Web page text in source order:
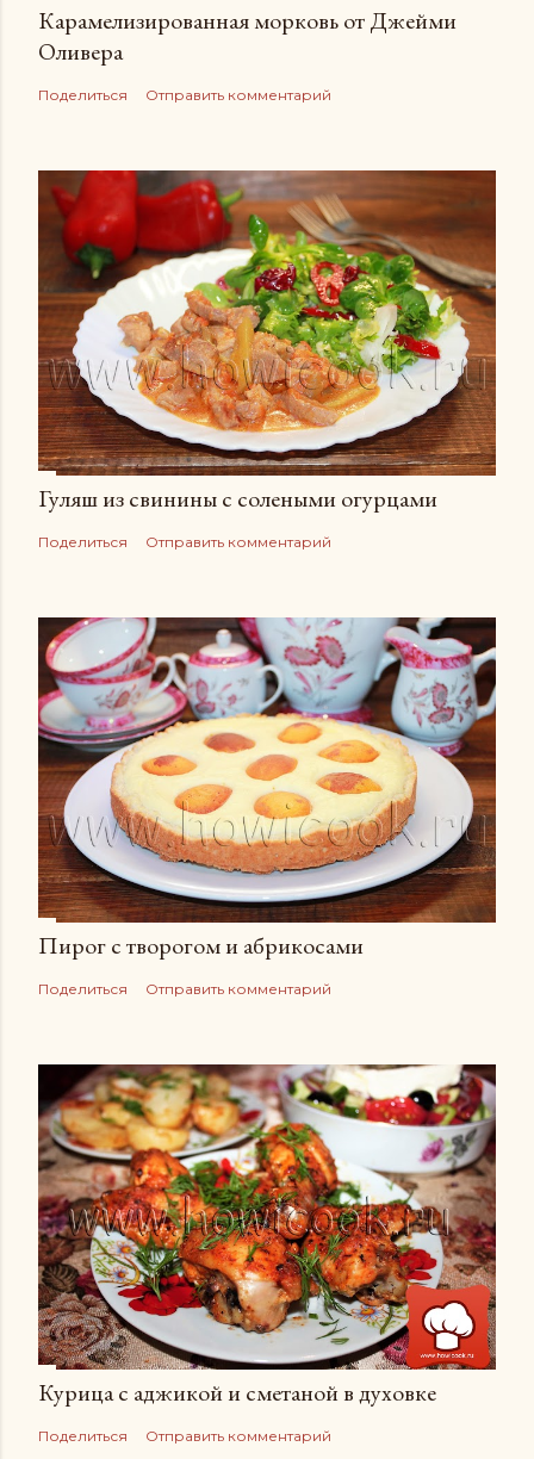
Карамелизированная морковь от Джейми
Оливера
Поделиться Отправить комментарий
Гуляш из свинины с солеными огурцами
Поделиться Отправить комментарий
Пирог с творогом и абрикосами
Поделиться Отправить комментарий
Курица с аджикой и сметаной в духовке
Поделиться Отправить комментарий